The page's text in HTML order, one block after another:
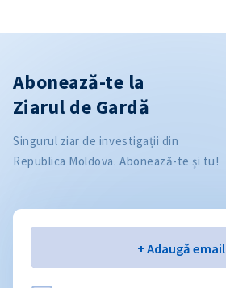
Abonează-te la
Ziarul de Gardă
Singurul ziar de investigații din
Republica Moldova. Abonează-te și tu!
+ Adaugă email